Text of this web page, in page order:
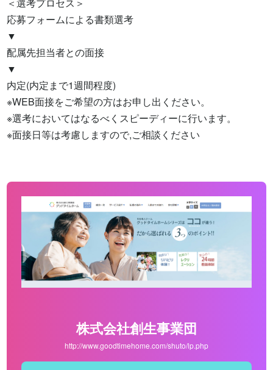
＜選考プロセス＞
応募フォームによる書類選考
▼
配属先担当者との面接
▼
内定(内定まで1週間程度)
※WEB面接をご希望の方はお申し出ください。
※選考においてはなるべくスピーディーに行います。
※面接日等は考慮しますので,ご相談ください
株式会社創生事業団
http://www.goodtimehome.com/shuto/lp.php